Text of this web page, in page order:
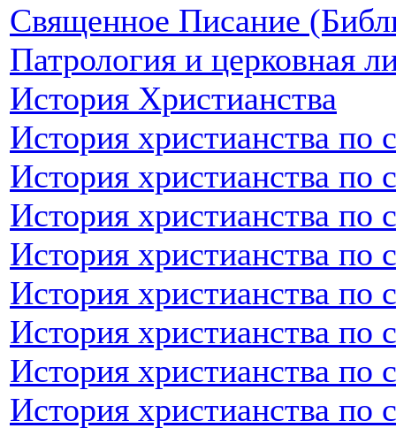
Священное Писание
Патрология и церковная
История Христианства
История христианства по
История христианства по
История христианства по
История христианства
История христианства
История христианства по
История христианства по
История христианства по